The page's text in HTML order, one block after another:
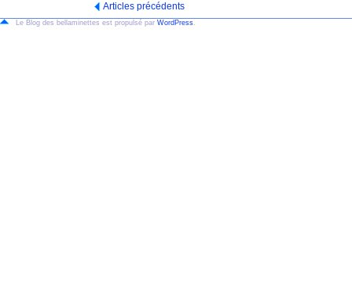
Articles précédents
Le Blog des bellaminettes est propulsé par WordPress.